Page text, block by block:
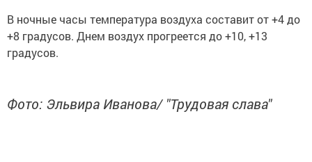
В ночные часы температура воздуха составит от +4 до
+8 градусов. Днем воздух прогреется до +10, +13
градусов.
Фото: Эльвира Иванова/ "Трудовая слава"